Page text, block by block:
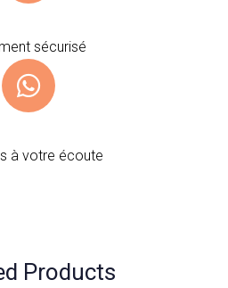
sécurisé
à votre écoute
Products